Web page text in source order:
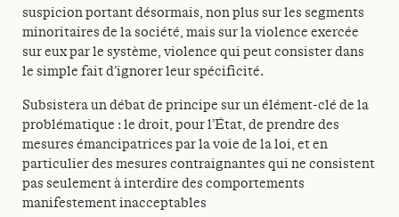
suspicion portant désormais, non plus sur les segments
minoritaires de la société, mais sur la violence exercée
sur eux par le système, violence qui peut consister dans
le simple fait d’ignorer leur spécificité.
Subsistera un débat de principe sur un élément-clé de la
problématique : le droit, pour l’État, de prendre des
mesures émancipatrices par la voie de la loi, et en
particulier des mesures contraignantes qui ne consistent
pas seulement à interdire des comportements
manifestement inacceptables